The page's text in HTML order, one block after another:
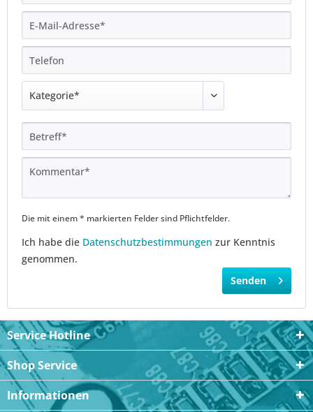
Die mit einem * markierten Felder sind Pflichtfelder.
Ich habe die Datenschutzbestimmungen zur Kenntnis
genommen.
Senden
Service Hotline
Shop Service
Informationen